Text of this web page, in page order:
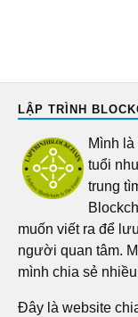
LẬP TRÌNH
Mình
tuổi
trung
muốn viết ra để
người quan tâm.
mình chia sẻ
Đây là website